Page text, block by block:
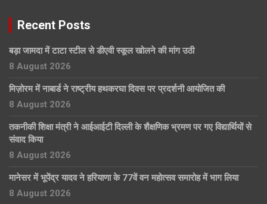
Recent Posts
बड़ा जामदा में टाटा स्टील से डीएवी स्कूल खोलने की मांग उठी
8 August 2026
मिज़ोरम में नाबार्ड ने राष्ट्रीय हथकरघा दिवस पर प्रदर्शनी आयोजित की
8 August 2026
तकनीकी शिक्षा मंत्री ने आईआईटी दिल्ली के शैक्षणिक भ्रमण पर गए विद्यार्थियों से
संवाद किया
8 August 2026
मानेसर में भूपेंद्र यादव ने हरियाणा के 77वें वन महोत्सव समारोह में भाग लिया
8 August 2026